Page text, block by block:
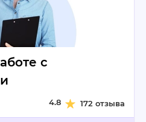
с
4.8 172 отзыва